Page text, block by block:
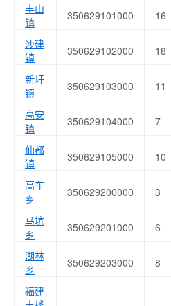
丰山
镇
350629101000 16
沙建
镇
350629102000 18
新圩
镇
350629103000 11
高安
镇
350629104000 7
仙都
镇
350629105000 10
高车
乡
350629200000 3
马坑
乡
350629201000 6
湖林
乡
350629203000 8
福建